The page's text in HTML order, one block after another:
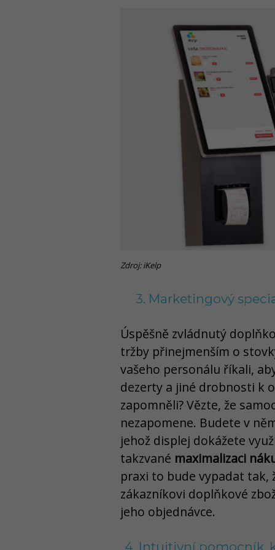
Zdroj: iKelp
3. Marketingový
Úspěšně zvládnutý
tržby přinejmenším o
vašeho personálu říkali,
dezerty a jiné drobnosti k
zapomněli? Vězte, že
nezapomene. Budete v
jehož displej dokážete
takzvané maximalizaci
praxi to bude vypadat tak,
zákazníkovi doplňkové
jeho objednávce.
4. Intuitivní pomocník,